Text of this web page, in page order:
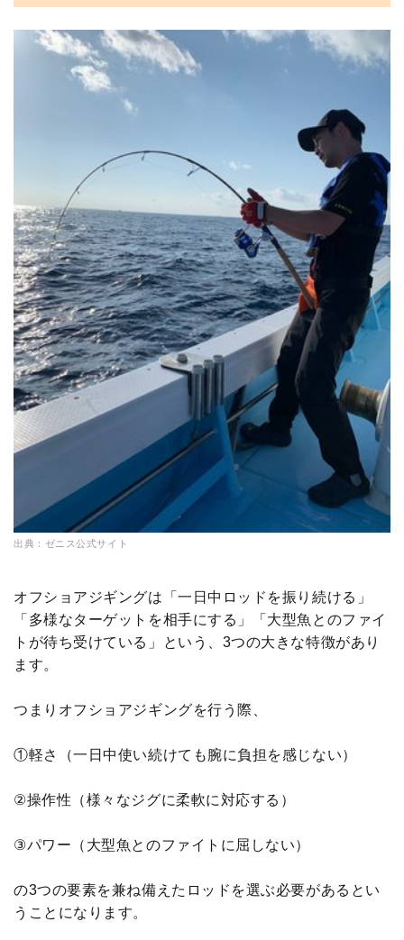
出典：ゼニス公式サイト
オフショアジギングは「一日中ロッドを振り続ける」
「多様なターゲットを相手にする」「大型魚とのファイ
トが待ち受けている」という、3つの大きな特徴があり
ます。
つまりオフショアジギングを行う際、
①軽さ（一日中使い続けても腕に負担を感じない）
②操作性（様々なジグに柔軟に対応する）
③パワー（大型魚とのファイトに屈しない）
の3つの要素を兼ね備えたロッドを選ぶ必要があるとい
うことになります。